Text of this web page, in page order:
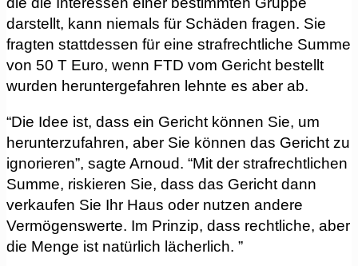
darstellt, kann niemals für Schäden fragen. Sie
fragten stattdessen für eine strafrechtliche Summe
von 50 T Euro, wenn FTD vom Gericht bestellt
wurden heruntergefahren lehnte es aber ab.
“Die Idee ist, dass ein Gericht können Sie, um
herunterzufahren, aber Sie können das Gericht zu
ignorieren”, sagte Arnoud. “Mit der strafrechtlichen
Summe, riskieren Sie, dass das Gericht dann
verkaufen Sie Ihr Haus oder nutzen andere
Vermögenswerte. Im Prinzip, dass rechtliche, aber
die Menge ist natürlich lächerlich. ”